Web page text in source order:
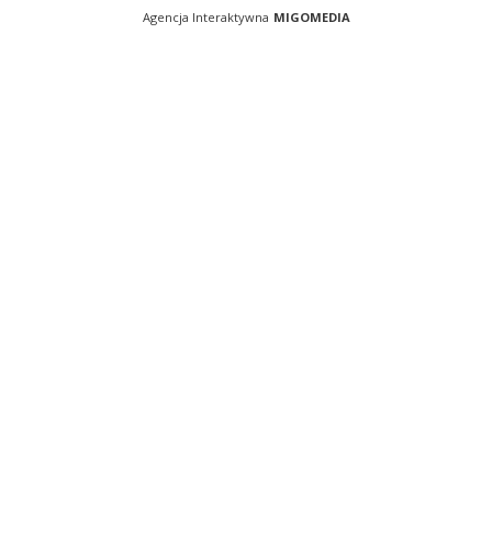
Agencja Interaktywna MIGOMEDIA